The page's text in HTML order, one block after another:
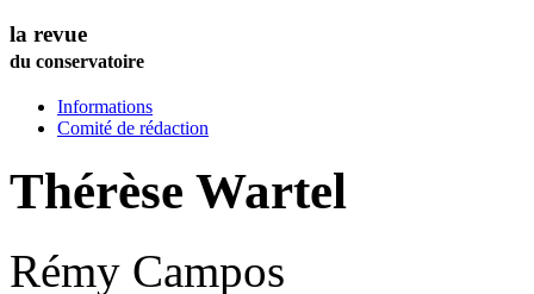
la revue
du conservatoire
Informations
Comité de rédaction
Thérèse Wartel
Rémy Campos